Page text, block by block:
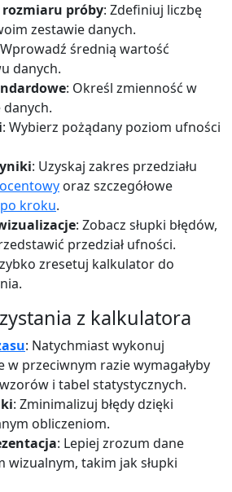
próby: Zdefiniuj liczbę
zestawie danych.
średnią wartość
danych.
: Określ zmienność w
: Wybierz pożądany poziom ufności
: Uzyskaj zakres przedziału
oraz szczegółowe
kroku.
: Zobacz słupki błędów,
przedział ufności.
zresetuj kalkulator do
z kalkulatora
: Natychmiast wykonuj
w przeciwnym razie wymagałyby
i tabel statystycznych.
: Zminimalizuj błędy dzięki
obliczeniom.
: Lepiej zrozum dane
wizualnym, takim jak słupki